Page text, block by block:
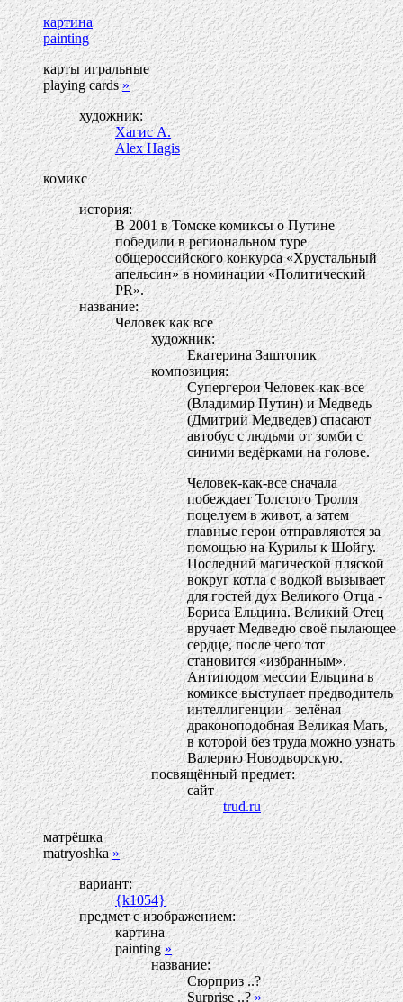
картина
painting
карты игральные
playing cards»
художник:
Хагис А.
Alex Hagis
комикс
история:
В 2001 в Томске комиксы о Путине
победили в региональном туре
общероссийского конкурса «Хрустальный
апельсин» в номинации «Политический
PR».
название:
Человек как все
художник:
Екатерина Заштопик
композиция:
Супергерои Человек-как-все
(Владимир Путин) и Медведь
(Дмитрий Медведев) спасают
автобус с людьми от зомби с
синими ведёрками на голове.
Человек-как-все сначала
побеждает Толстого Тролля
поцелуем в живот, а затем
главные герои отправляются за
помощью на Курилы к Шойгу.
Последний магической пляской
вокруг котла с водкой вызывает
для гостей дух Великого Отца -
Бориса Ельцина. Великий Отец
вручает Медведю своё пылающее
сердце, после чего тот
становится «избранным».
Антиподом мессии Ельцина в
комиксе выступает предводитель
интеллигенции - зелёная
драконоподобная Великая Мать,
в которой без труда можно узнать
Валерию Новодворскую.
посвящённый предмет:
сайт
trud.ru
матрёшка
matryoshka»
вариант:
{k1054}
предмет с изображением:
картина
painting»
название:
Сюрприз ..?
Surprise ..?»